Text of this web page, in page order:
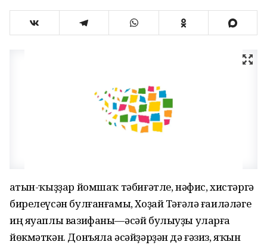
Ҡатын-ҡыҙҙар йомшаҡ тәбиғәтле, нәфис, хистәргә
бирелеүсән булғанғамы, Хоҙай Тәғәлә ғаиләләге
иң яуаплы вазифаны—әсәй булыуҙы уларға
йөкмәткән. Донъяла әсәйҙәрҙән дә ғәзиз, яҡын